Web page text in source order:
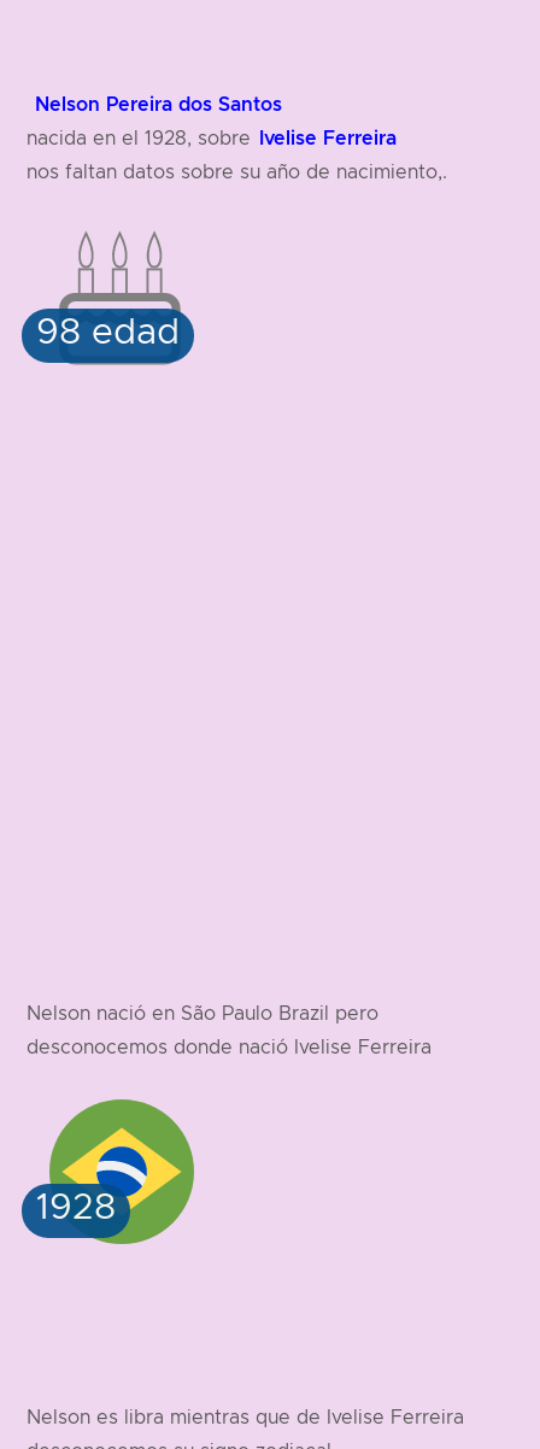
Nelson Pereira dos Santos
nacida en el 1928, sobre Ivelise Ferreira
nos faltan datos sobre su año de nacimiento,.
Nelson nació en São Paulo Brazil pero
desconocemos donde nació Ivelise Ferreira
Nelson es libra mientras que de Ivelise Ferreira